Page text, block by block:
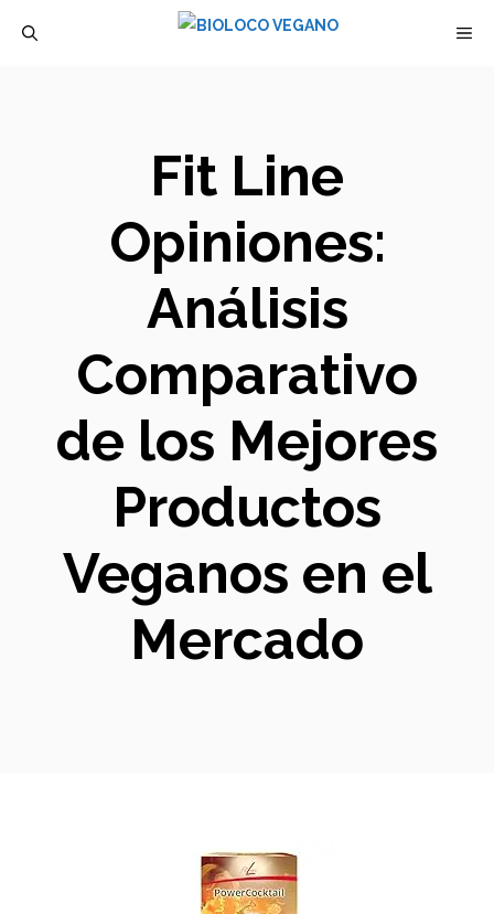
Fit Line
Opiniones:
Análisis
Comparativo
de los Mejores
Productos
Veganos en el
Mercado